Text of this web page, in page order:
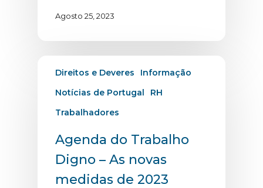
Agosto 25, 2023
Direitos e Deveres
Informação
Notícias de Portugal
RH
Trabalhadores
Agenda do Trabalho
Digno – As novas
medidas de 2023